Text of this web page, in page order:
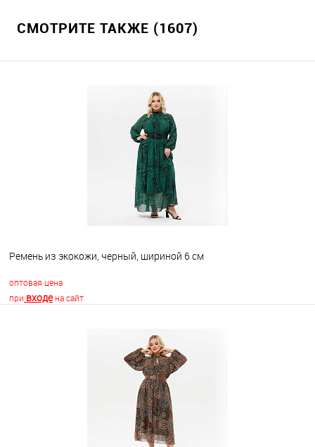
СМОТРИТЕ ТАКЖЕ (1607)
Ремень из экокожи, черный, шириной 6 см
оптовая цена
при входена сайт
В корзину